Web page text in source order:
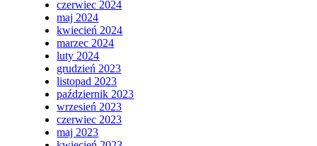
czerwiec 2024
maj 2024
kwiecień 2024
marzec 2024
luty 2024
grudzień 2023
listopad 2023
październik 2023
wrzesień 2023
czerwiec 2023
maj 2023